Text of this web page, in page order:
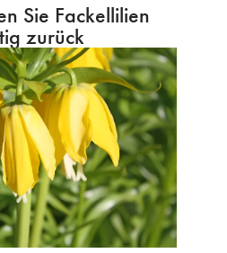
Sie Fackellilien
zurück